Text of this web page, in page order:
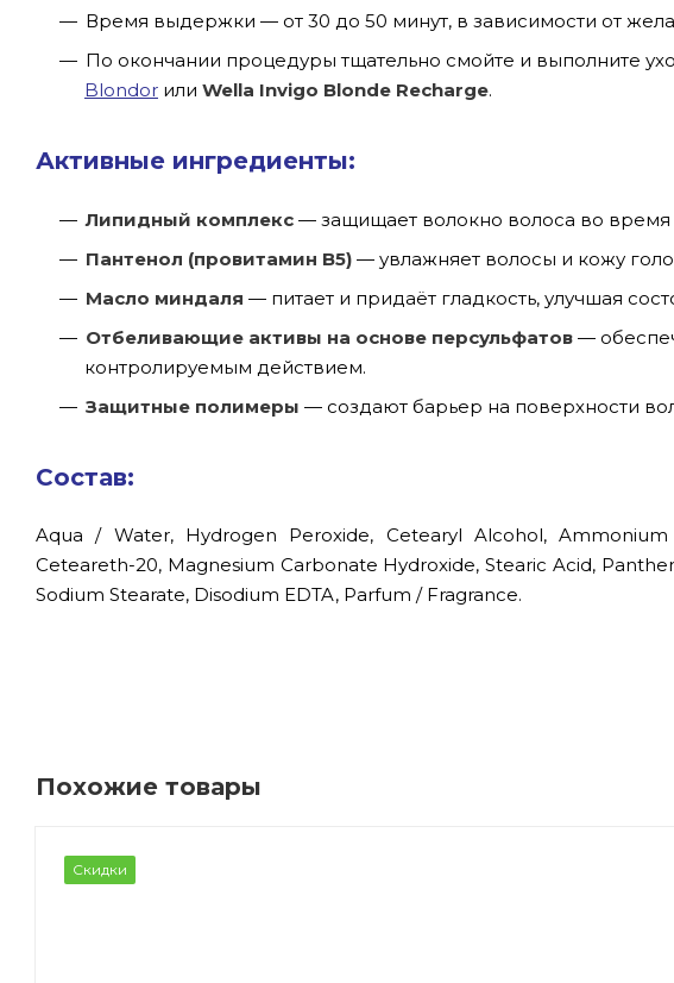
Время выдержки — от 30 до 50 минут, в зависимости от
По окончании процедуры тщательно смойте и выполните
Blondor или Wella Invigo Blonde Recharge.
Активные ингредиенты:
Липидный комплекс — защищает волокно волоса во время
Пантенол (провитамин B5) — увлажняет волосы и кожу
Масло миндаля — питает и придаёт гладкость, улучшая
Отбеливающие активы на основе персульфатов —
контролируемым действием.
Защитные полимеры — создают барьер на поверхности
Состав:
Aqua / Water, Hydrogen Peroxide, Cetearyl Alcohol,
Ceteareth-20, Magnesium Carbonate Hydroxide, Stearic Acid,
Sodium Stearate, Disodium EDTA, Parfum / Fragrance.
Похожие товары
Скидки